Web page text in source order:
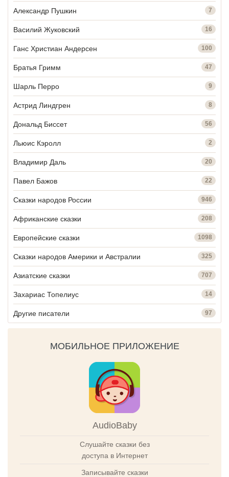
Александр Пушкин 7
Василий Жуковский 16
Ганс Христиан Андерсен 100
Братья Гримм 47
Шарль Перро 9
Астрид Линдгрен 8
Дональд Биссет 56
Льюис Кэролл 2
Владимир Даль 20
Павел Бажов 22
Сказки народов России 946
Африканские сказки 208
Европейские сказки 1098
Сказки народов Америки и Австралии 325
Азиатские сказки 707
Захариас Топелиус 14
Другие писатели 97
МОБИЛЬНОЕ ПРИЛОЖЕНИЕ
AudioBaby
Слушайте сказки без
доступа в Интернет
Записывайте сказки